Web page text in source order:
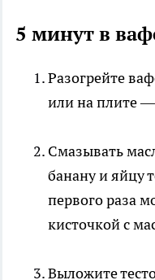
5 минут в
Разогрейте
или на плите
Смазывать
банану и яйцу
первого раза
кисточкой с
Выложите